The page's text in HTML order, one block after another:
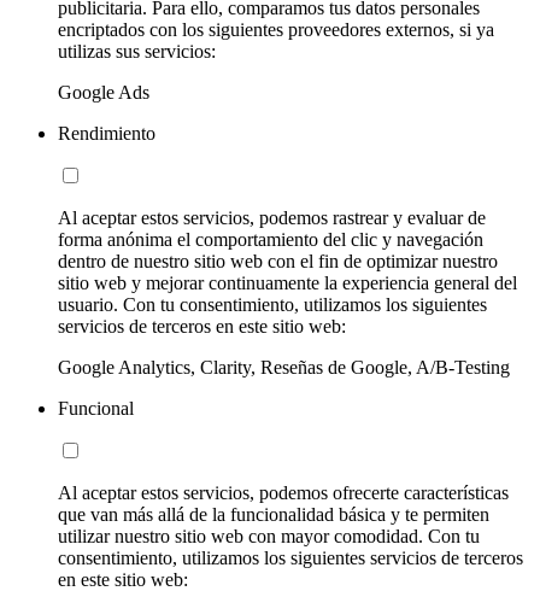
publicitaria. Para ello, comparamos tus datos personales
encriptados con los siguientes proveedores externos, si ya
utilizas sus servicios:
Google Ads
Rendimiento
Al aceptar estos servicios, podemos rastrear y evaluar de
forma anónima el comportamiento del clic y navegación
dentro de nuestro sitio web con el fin de optimizar nuestro
sitio web y mejorar continuamente la experiencia general del
usuario. Con tu consentimiento, utilizamos los siguientes
servicios de terceros en este sitio web:
Google Analytics, Clarity, Reseñas de Google, A/B-Testing
Funcional
Al aceptar estos servicios, podemos ofrecerte características
que van más allá de la funcionalidad básica y te permiten
utilizar nuestro sitio web con mayor comodidad. Con tu
consentimiento, utilizamos los siguientes servicios de terceros
en este sitio web: